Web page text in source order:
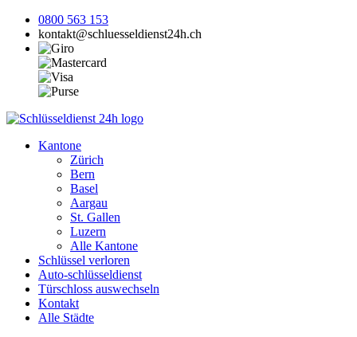
0800 563 153
kontakt@schluesseldienst24h.ch
Kantone
Zürich
Bern
Basel
Aargau
St. Gallen
Luzern
Alle Kantone
Schlüssel verloren
Auto-schlüsseldienst
Türschloss auswechseln
Kontakt
Alle Städte